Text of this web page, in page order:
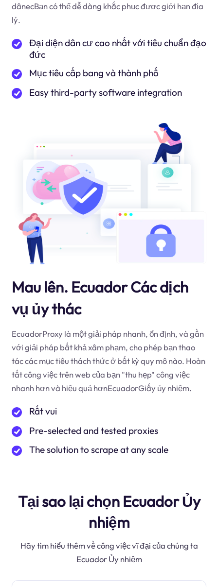
dânecBạn có thể dễ dàng khắc phục được giới hạn địa
lý.
Đại diện dân cư cao nhất với tiêu chuẩn đạo
đức
Mục tiêu cấp bang và thành phố
Easy third-party software integration
Mau lên. Ecuador Các dịch
vụ ủy thác
EcuadorProxy là một giải pháp nhanh, ổn định, và gần
với giải pháp bất khả xâm phạm, cho phép bạn thao
tác các mục tiêu thách thức ở bất kỳ quy mô nào. Hoàn
tất công việc trên web của bạn "thu hẹp" công việc
nhanh hơn và hiệu quả hơnEcuadorGiấy ủy nhiệm.
Rất vui
Pre-selected and tested proxies
The solution to scrape at any scale
Tại sao lại chọn Ecuador Ủy
nhiệm
Hãy tìm hiểu thêm về công việc vĩ đại của chúng ta
Ecuador Ủy nhiệm